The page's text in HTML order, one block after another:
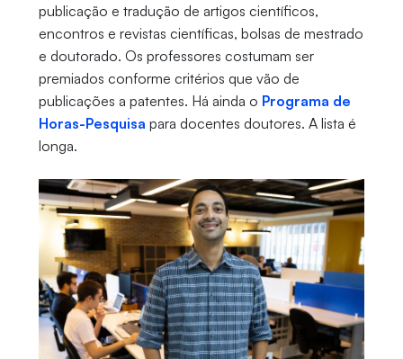
publicação e tradução de artigos científicos,
encontros e revistas científicas, bolsas de mestrado
e doutorado. Os professores costumam ser
premiados conforme critérios que vão de
publicações a patentes. Há ainda o Programa de
Horas-Pesquisa para docentes doutores. A lista é
longa.